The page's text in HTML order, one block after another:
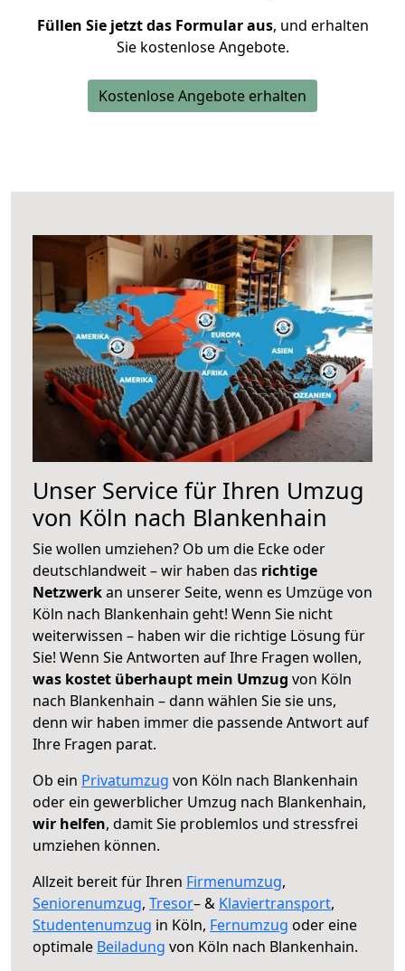
Füllen Sie jetzt das Formular aus, und erhalten
Sie kostenlose Angebote.
Kostenlose Angebote erhalten
Unser Service für Ihren Umzug
von Köln nach Blankenhain
Sie wollen umziehen? Ob um die Ecke oder
deutschlandweit – wir haben das richtige
Netzwerkan unserer Seite, wenn es Umzüge von
Köln nach Blankenhain geht! Wenn Sie nicht
weiterwissen – haben wir die richtige Lösung für
Sie! Wenn Sie Antworten auf Ihre Fragen wollen,
was kostet überhaupt mein Umzug von Köln
nach Blankenhain – dann wählen Sie sie uns,
denn wir haben immer die passende Antwort auf
Ihre Fragen parat.
Ob ein Privatumzug von Köln nach Blankenhain
oder ein gewerblicher Umzug nach Blankenhain,
wir helfen, damit Sie problemlos und stressfrei
umziehen können.
Allzeit bereit für Ihren Firmenumzug,
Seniorenumzug, Tresor– & Klaviertransport,
Studentenumzug in Köln, Fernumzug oder eine
optimale Beiladung von Köln nach Blankenhain.